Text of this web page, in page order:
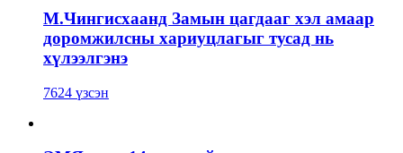
М.Чингисхаанд Замын цагдааг хэл амаар
доромжилсны хариуцлагыг тусад нь
хүлээлгэнэ
7624 үзсэн